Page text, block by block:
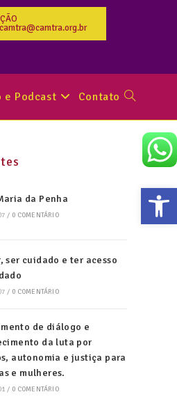
e Podcast Contato
da Penha
/ 0 COMENTÁRIO
ser cuidado e ter acesso
/ 0 COMENTÁRIO
de diálogo e
da luta por
autonomia e justiça para
e mulheres.
/ 0 COMENTÁRIO